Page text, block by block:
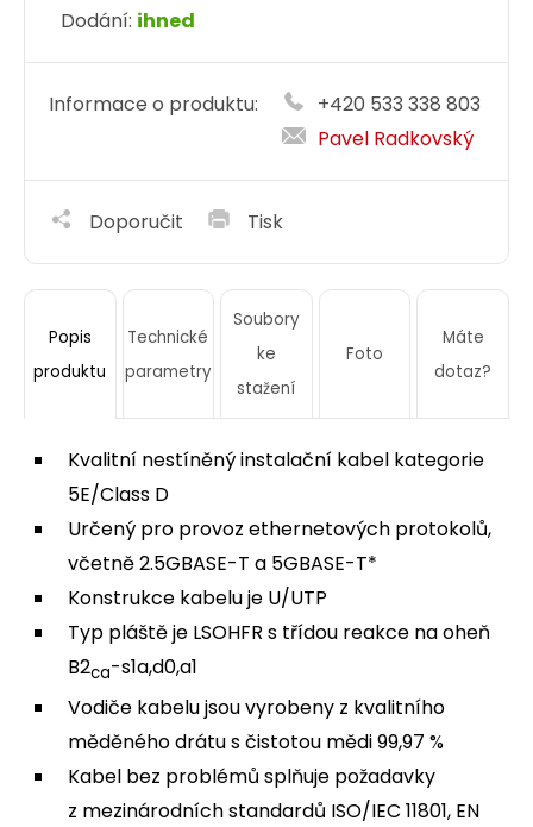
Dodání: ihned
Informace o produktu:
+420 533 338 803
Pavel Radkovský
Doporučit Tisk
Popis
produktu
Technické
parametry
Soubory
ke
stažení
Foto
Máte
dotaz?
Kvalitní nestíněný instalační kabel kategorie
5E/Class D
Určený pro provoz ethernetových protokolů,
včetně 2.5GBASE-T a 5GBASE-T*
Konstrukce kabelu je U/UTP
Typ pláště je LSOHFR s třídou reakce na oheň
B2ca-s1a,d0,a1
Vodiče kabelu jsou vyrobeny z kvalitního
měděného drátu s čistotou mědi 99,97 %
Kabel bez problémů splňuje požadavky
z mezinárodních standardů ISO/IEC 11801, EN